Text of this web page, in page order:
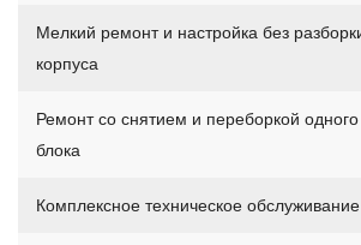
Мелкий ремонт и настройка без
корпуса
Ремонт со снятием и переборкой одного
блока
Комплексное техническое обслуживание